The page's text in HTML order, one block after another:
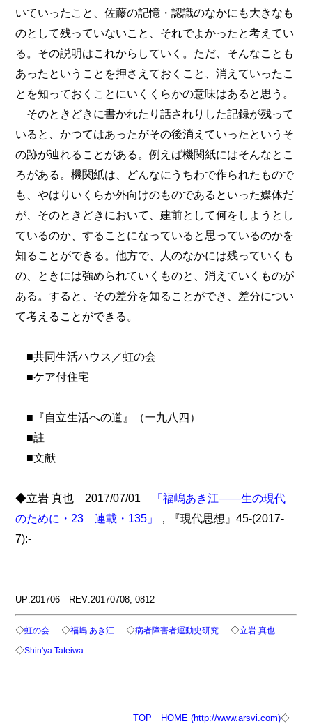
いていったこと、佐藤の記憶・認識のなかにも大きなも
のとして残っていないこと、それでよかったと考えてい
る。その説明はこれからしていく。ただ、そんなことも
あったということを押さえておくこと、消えていったこ
とを知っておくことにいくくらかの意味はあると思う。
そのときどきに書かれたり話されりした記録が残って
いると、かつてはあったがその後消えていったというそ
の跡が辿れることがある。例えば機関紙にはそんなとこ
ろがある。機関紙は、どんなにうちわで作られたもので
も、やはりいくらか外向けのものであるといった媒体だ
が、そのときどきにおいて、建前として何をしようとし
ているのか、することになっていると思っているのかを
知ることができる。他方で、人のなかには残っていくも
の、ときには強められていくものと、消えていくものが
ある。すると、その差分を知ることができ、差分につい
て考えることができる。
■共同生活ハウス／虹の会
■ケア付住宅
■『自立生活への道』（一九八四）
■註
■文献
◆立岩 真也 2017/07/01
「福嶋あき江――生の現代
のために・23 連載・135」
，『現代思想』45-(2017-
7):-
UP:201706 REV:20170708, 0812
◇虹の会 ◇福嶋 あき江 ◇病者障害者運動史研究 ◇立岩 真也
◇Shin'ya Tateiwa
TOP HOME (http://www.arsvi.com)◇